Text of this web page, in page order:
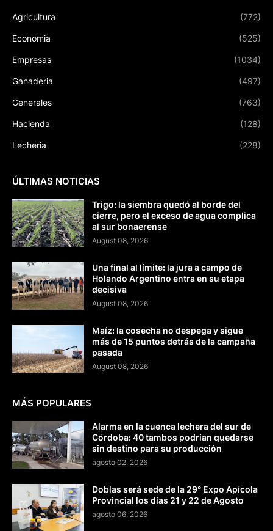
Agricultura (772)
Economia (525)
Empresas (1034)
Ganaderia (497)
Generales (763)
Hacienda (128)
Lecheria (228)
ÚLTIMAS NOTICIAS
Trigo: la siembra quedó al borde del
cierre, pero el exceso de agua complica
al sur bonaerense
August 08, 2026
Una final al límite: la jura a campo de
Holando Argentino entra en su etapa
decisiva
August 08, 2026
Maíz: la cosecha no despega y sigue
más de 15 puntos detrás de la campaña
pasada
August 08, 2026
MÁS POPULARES
Alarma en la cuenca lechera del sur de
Córdoba: 40 tambos podrían quedarse
sin destino para su producción
agosto 02, 2026
Doblas será sede de la 29° Expo Apícola
Provincial los días 21 y 22 de Agosto
agosto 06, 2026